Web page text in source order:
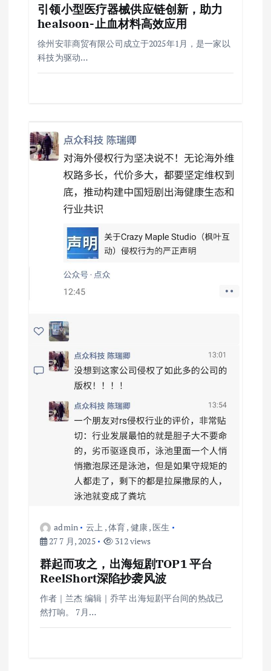
引领小型医疗器械供应链创新，助力
healsoon-止血材料高效应用
徐州安菲商贸有限公司成立于2025年1月，是一家以
科技为驱动…
admin 云上 ,体育, 健康, 医生
27 7 月, 2025
312 views
群起而攻之，出海短剧TOP1 平台
ReelShort深陷抄袭风波
作者｜兰杰 编辑｜乔芊 出海短剧平台间的热战已
然打响。 7月…